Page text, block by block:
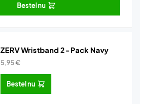
Bestel nu
ZERV Wristband 2-Pack Navy
5,95€
Bestel nu